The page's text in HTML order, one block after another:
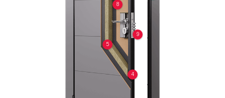
4
5
8
9